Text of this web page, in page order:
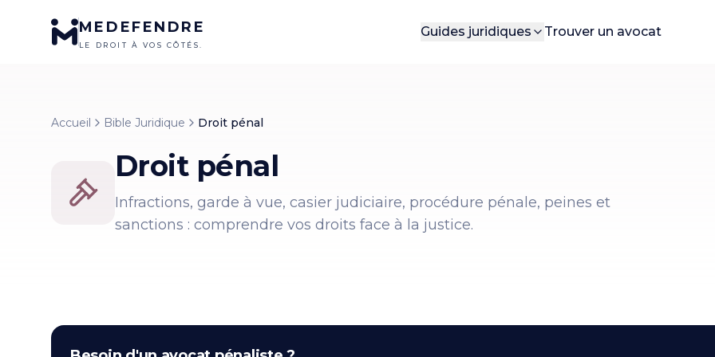
MEDEFENDRE
LE DROIT À VOS CÔTÉS.
Guides juridiques Trouver un avocat
Accueil Bible Juridique Droit pénal
Droit pénal
Infractions, garde à vue, casier judiciaire, procédure pénale, peines et
sanctions : comprendre vos droits face à la justice.